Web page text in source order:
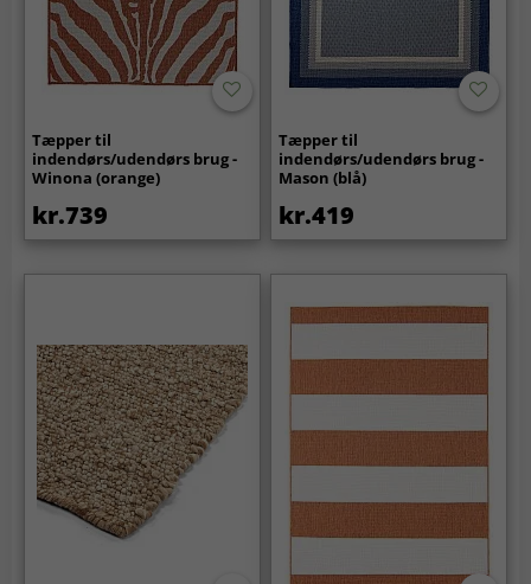
Tæpper til
indendørs/udendørs brug -
Winona (orange)
kr.739
Tæpper til
indendørs/udendørs brug -
Mason (blå)
kr.419